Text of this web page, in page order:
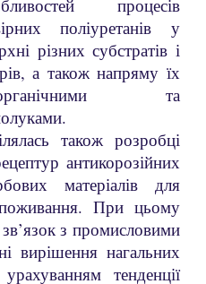
процесів
поліуретанів у
різних субстратів і
а також напряму їх
та
також розробці
антикорозійних
матеріалів для
При цьому
зв’язок з промисловими
вирішення нагальних
тенденції